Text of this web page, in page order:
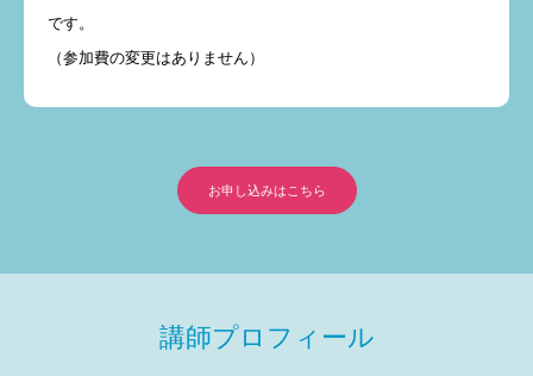
です。
（参加費の変更はありません）
お申し込みはこちら
講師プロフィール